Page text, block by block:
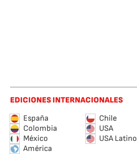
EDICIONES INTERNACIONALES
España
Chile
Colombia
USA
México
USA Latino
América